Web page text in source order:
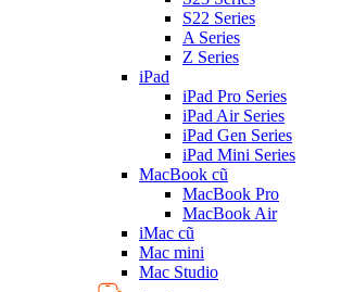
S22 Series
A Series
Z Series
iPad
iPad Pro Series
iPad Air Series
iPad Gen Series
iPad Mini Series
MacBook cũ
MacBook Pro
MacBook Air
iMac cũ
Mac mini
Mac Studio